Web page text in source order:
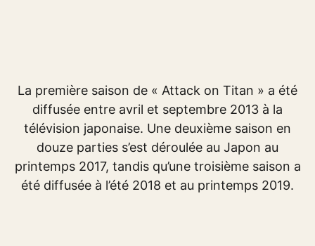
La première saison de « Attack on Titan » a été
diffusée entre avril et septembre 2013 à la
télévision japonaise. Une deuxième saison en
douze parties s’est déroulée au Japon au
printemps 2017, tandis qu’une troisième saison a
été diffusée à l’été 2018 et au printemps 2019.